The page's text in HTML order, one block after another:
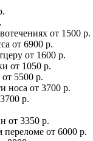
от 1500 р.
от 6900 р.
от 1600 р.
от 1050 р.
от 5500 р.
носа от 3700 р.
3700 р.
от 3350 р.
переломе от 6000 р.